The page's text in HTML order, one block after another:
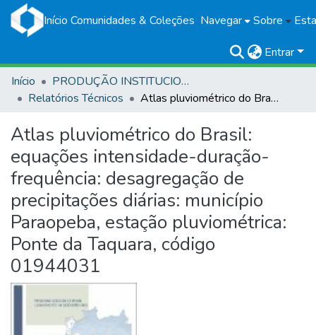
Início Comunidades & Coleções Navegar Sobre
Entrar
Início
PRODUÇÃO INSTITUCIONAL
Relatórios Técnicos
Atlas pluviométrico do Brasil: equações intensidade-duração-frequência: desagregação de precipitações diárias: município Paraopeba, estação pluviométrica: Ponte da Taquara, código 01944031
Atlas pluviométrico do Brasil:
equações intensidade-duração-
frequência: desagregação de
precipitações diárias: município
Paraopeba, estação pluviométrica:
Ponte da Taquara, código
01944031